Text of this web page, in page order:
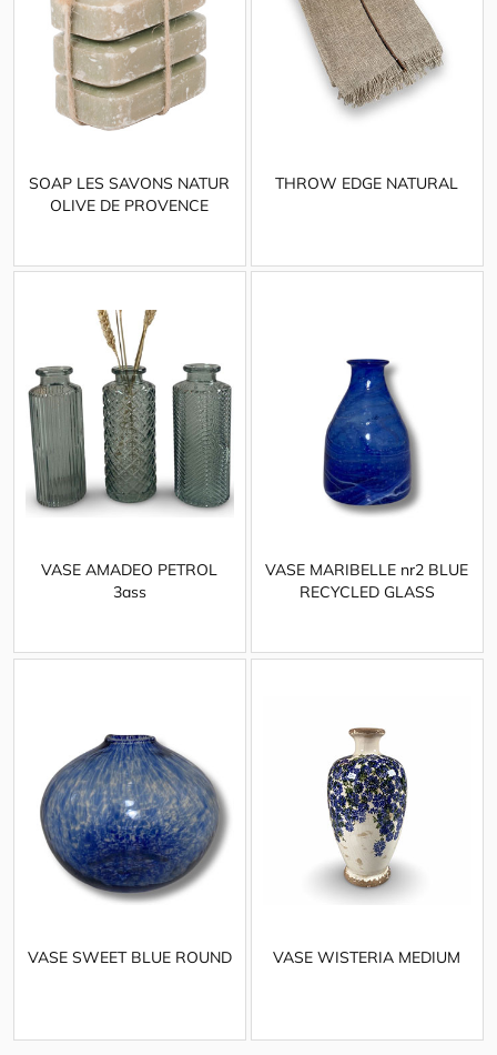
SOAP LES SAVONS NATUR
OLIVE DE PROVENCE
THROW EDGE NATURAL
VASE AMADEO PETROL
3ass
VASE MARIBELLE nr2 BLUE
RECYCLED GLASS
VASE SWEET BLUE ROUND VASE WISTERIA MEDIUM